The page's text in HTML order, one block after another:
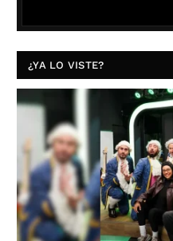
¿YA LO VISTE?